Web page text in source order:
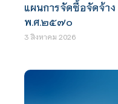
แผนการจัดซื้อจัดจ้า
พ.ศ.๒๕๗๐
3 สิงหาคม 2026